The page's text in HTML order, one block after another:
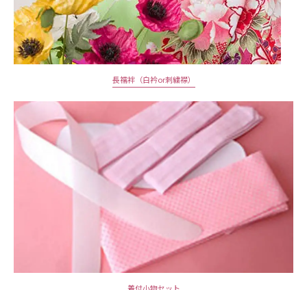
長襦袢（白衿or刺繍襟）